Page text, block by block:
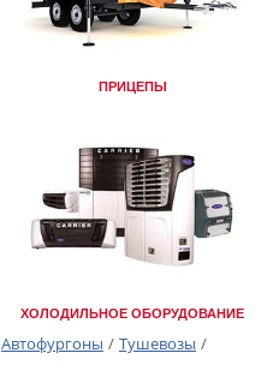
ПРИЦЕПЫ
ХОЛОДИЛЬНОЕ ОБОРУДОВАНИЕ
Автофургоны / Тушевозы /